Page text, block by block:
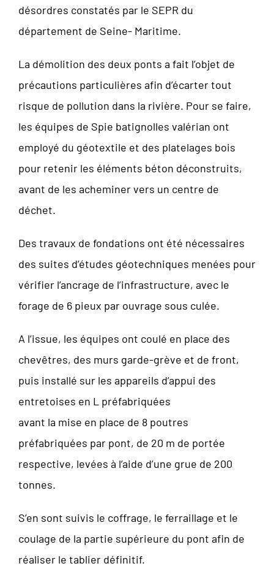
désordres constatés par le SEPR du
département de Seine- Maritime.
La démolition des deux ponts a fait l’objet de
précautions particulières afin d’écarter tout
risque de pollution dans la rivière. Pour se faire,
les équipes de Spie batignolles valérian ont
employé du géotextile et des platelages bois
pour retenir les éléments béton déconstruits,
avant de les acheminer vers un centre de
déchet.
Des travaux de fondations ont été nécessaires
des suites d’études géotechniques menées pour
vérifier l’ancrage de l’infrastructure, avec le
forage de 6 pieux par ouvrage sous culée.
A l’issue, les équipes ont coulé en place des
chevêtres, des murs garde-grève et de front,
puis installé sur les appareils d’appui des
entretoises en L préfabriquées
avant la mise en place de 8 poutres
préfabriquées par pont, de 20 m de portée
respective, levées à l’aide d’une grue de 200
tonnes.
S’en sont suivis le coffrage, le ferraillage et le
coulage de la partie supérieure du pont afin de
réaliser le tablier définitif.